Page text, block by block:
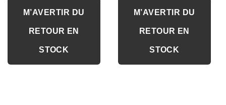
M’AVERTIR DU
RETOUR EN
STOCK
M’AVERTIR DU
RETOUR EN
STOCK